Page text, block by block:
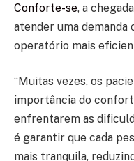
Conforte-se, a
atender uma
operatório mais
“Muitas vezes, os
importância do
enfrentarem as
é garantir que cada
mais tranquila,